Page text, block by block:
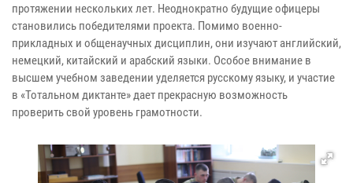
протяжении нескольких лет. Неоднократно будущие офицеры
становились победителями проекта. Помимо военно-
прикладных и общенаучных дисциплин, они изучают английский,
немецкий, китайский и арабский языки. Особое внимание в
высшем учебном заведении уделяется русскому языку, и участие
в «Тотальном диктанте» дает прекрасную возможность
проверить свой уровень грамотности.